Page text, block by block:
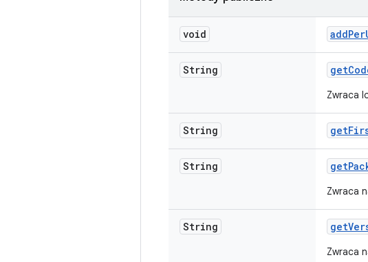
void addPer
String get
Zwraca
String get
String get
Zwraca
String get
Zwraca